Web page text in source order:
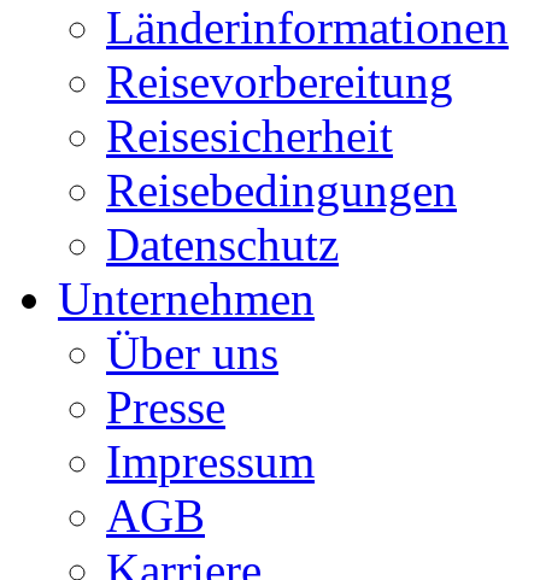
Länderinformationen
Reisevorbereitung
Reisesicherheit
Reisebedingungen
Datenschutz
Unternehmen
Über uns
Presse
Impressum
AGB